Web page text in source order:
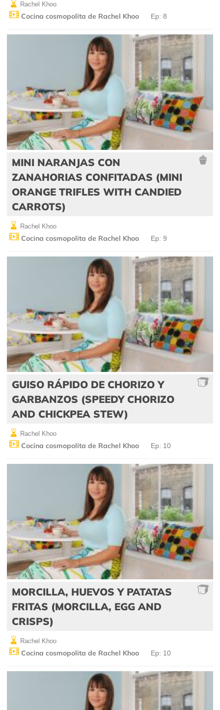
Rachel Khoo
Cocina cosmopolita de Rachel Khoo Ep: 8
MINI NARANJAS CON
ZANAHORIAS CONFITADAS (MINI
ORANGE TRIFLES WITH CANDIED
CARROTS)
Rachel Khoo
Cocina cosmopolita de Rachel Khoo Ep: 9
GUISO RÁPIDO DE CHORIZO Y
GARBANZOS (SPEEDY CHORIZO
AND CHICKPEA STEW)
Rachel Khoo
Cocina cosmopolita de Rachel Khoo Ep: 10
MORCILLA, HUEVOS Y PATATAS
FRITAS (MORCILLA, EGG AND
CRISPS)
Rachel Khoo
Cocina cosmopolita de Rachel Khoo Ep: 10